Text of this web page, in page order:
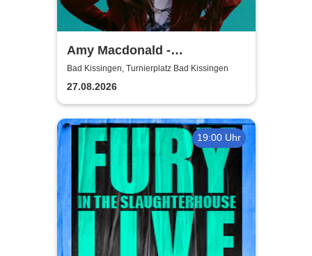
Amy Macdonald -
Sommershows 2026
Bad Kissingen, Turnierplatz Bad Kissingen
27.08.2026
19:00 Uhr